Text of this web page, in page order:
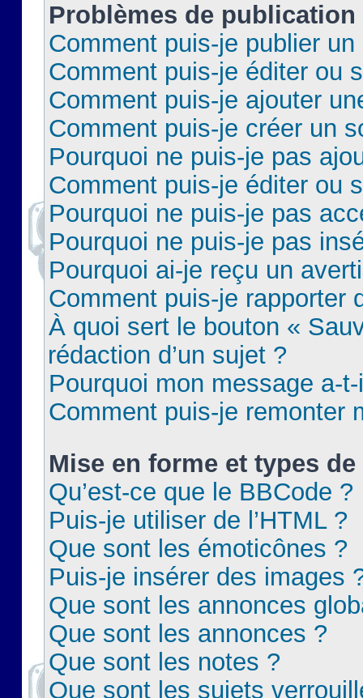
Problèmes de publication
Comment puis-je publier
Comment puis-je éditer ou
Comment puis-je ajouter
Comment puis-je créer un
Pourquoi ne puis-je pas
Comment puis-je éditer ou
Pourquoi ne puis-je pas
Pourquoi ne puis-je pas
Pourquoi ai-je reçu un
Comment puis-je rapporter
À quoi sert le bouton «
rédaction d’un sujet ?
Pourquoi mon message a-
Comment puis-je remonter
Mise en forme et types
Qu’est-ce que le BBCode ?
Puis-je utiliser de l’HTML ?
Que sont les émoticônes ?
Puis-je insérer des images
Que sont les annonces
Que sont les annonces ?
Que sont les notes ?
Que sont les sujets